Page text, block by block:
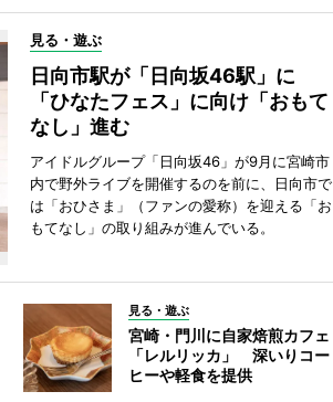
見る・遊ぶ
日向市駅が「日向坂46駅」に
「ひなたフェス」に向け「おもて
なし」進む
アイドルグループ「日向坂46」が9月に宮崎市
内で野外ライブを開催するのを前に、日向市で
は「おひさま」（ファンの愛称）を迎える「お
もてなし」の取り組みが進んでいる。
見る・遊ぶ
宮崎・門川に自家焙煎カフェ
「レルリッカ」 深いりコー
ヒーや軽食を提供